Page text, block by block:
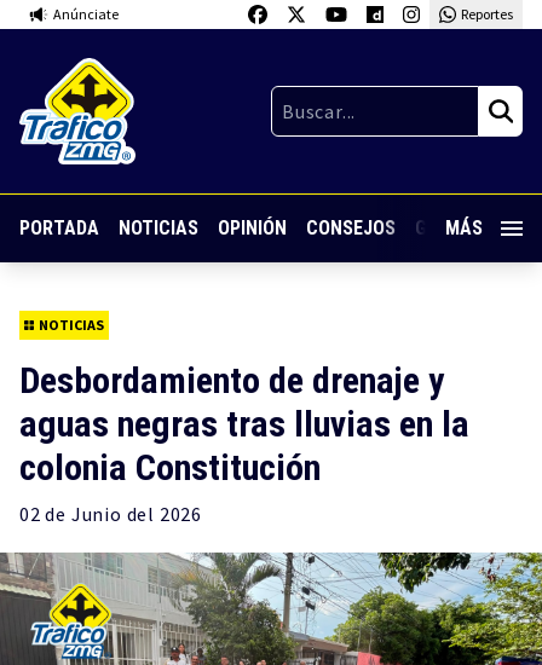
Anúnciate Reportes
PORTADA NOTICIAS OPINIÓN CONSEJOS GUARDIA
MÁS
NOTICIAS
Desbordamiento de drenaje y
aguas negras tras lluvias en la
colonia Constitución
02 de Junio del 2026